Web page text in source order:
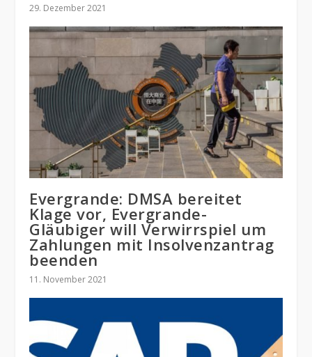
29. Dezember 2021
Evergrande: DMSA bereitet
Klage vor, Evergrande-
Gläubiger will Verwirrspiel um
Zahlungen mit Insolvenzantrag
beenden
11. November 2021